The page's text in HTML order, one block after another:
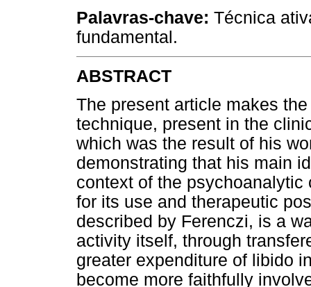
Palavras-chave: Técnica
fundamental.
ABSTRACT
The present article makes
technique, present in the
which was the result of his
demonstrating that his main
context of the
for its use and therapeutic
described by Ferenczi, is a
activity itself, through
greater expenditure of libido
become more faithfully